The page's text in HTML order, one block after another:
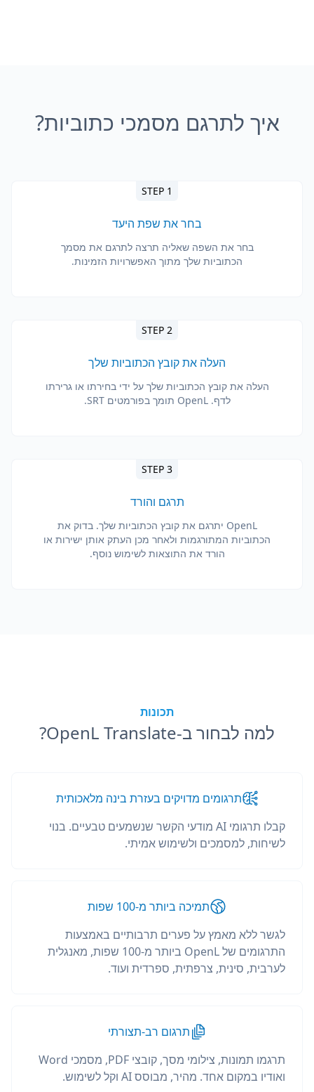
איך לתרגם מסמכי כתוביות?
STEP 1
בחר את שפת היעד
בחר את השפה שאליה תרצה לתרגם את מסמך
הכתוביות שלך מתוך האפשרויות הזמינות.
STEP 2
העלה את קובץ הכתוביות שלך
העלה את קובץ הכתוביות שלך על ידי בחירתו או גרירתו
לדף. OpenL תומך בפורמטים SRT.
STEP 3
תרגם והורד
OpenL יתרגם את קובץ הכתוביות שלך. בדוק את
הכתוביות המתורגמות ולאחר מכן העתק אותן ישירות או
הורד את התוצאות לשימוש נוסף.
תכונות
למה לבחור ב-OpenL Translate?
תרגומים מדויקים בעזרת בינה מלאכותית
קבלו תרגומי AI מודעי הקשר שנשמעים טבעיים. בנוי
לשיחות, למסמכים ולשימוש אמיתי.
תמיכה ביותר מ-100 שפות
לגשר ללא מאמץ על פערים תרבותיים באמצעות
התרגומים של OpenL ביותר מ-100 שפות, מאנגלית
לערבית, סינית, צרפתית, ספרדית ועוד.
תרגום רב-תצורתי
תרגמו תמונות, צילומי מסך, קובצי PDF, מסמכי Word
ואודיו במקום אחד. מהיר, מבוסס AI וקל לשימוש.